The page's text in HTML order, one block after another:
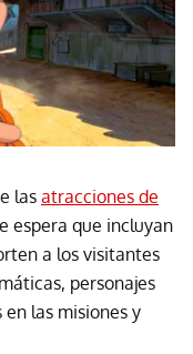
las atracciones de
espera que incluyan
a los visitantes
personajes
las misiones y